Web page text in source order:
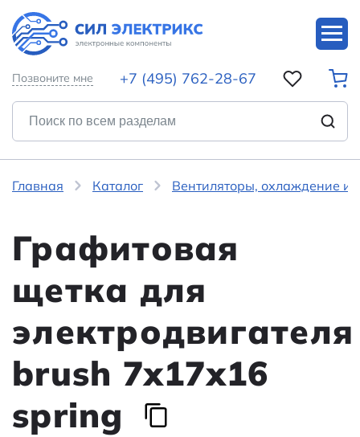
Позвоните мне +7 (495) 762-28-67
Главная Каталог Вентиляторы, охлаждение и
Графитовая
щетка для
электродвигателя
brush 7x17x16
spring